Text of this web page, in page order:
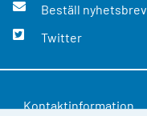
Beställ nyhetsbrev
Twitter
Kontaktinformation